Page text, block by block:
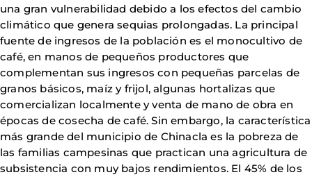
una gran vulnerabilidad debido a los efectos del cambio
climático que genera sequias prolongadas. La principal
fuente de ingresos de la población es el monocultivo de
café, en manos de pequeños productores que
complementan sus ingresos con pequeñas parcelas de
granos básicos, maíz y frijol, algunas hortalizas que
comercializan localmente y venta de mano de obra en
épocas de cosecha de café. Sin embargo, la característica
más grande del municipio de Chinacla es la pobreza de
las familias campesinas que practican una agricultura de
subsistencia con muy bajos rendimientos. El 45% de los